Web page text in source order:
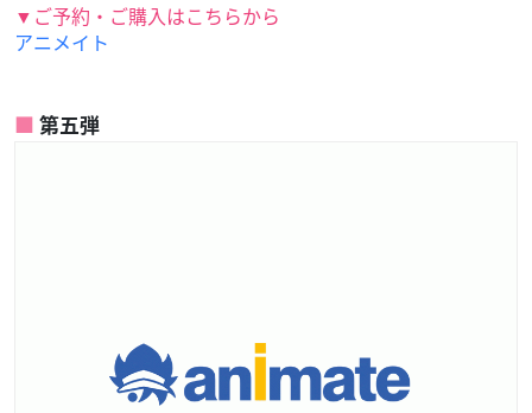
▼ご予約・ご購入はこちらから
アニメイト
第五弾